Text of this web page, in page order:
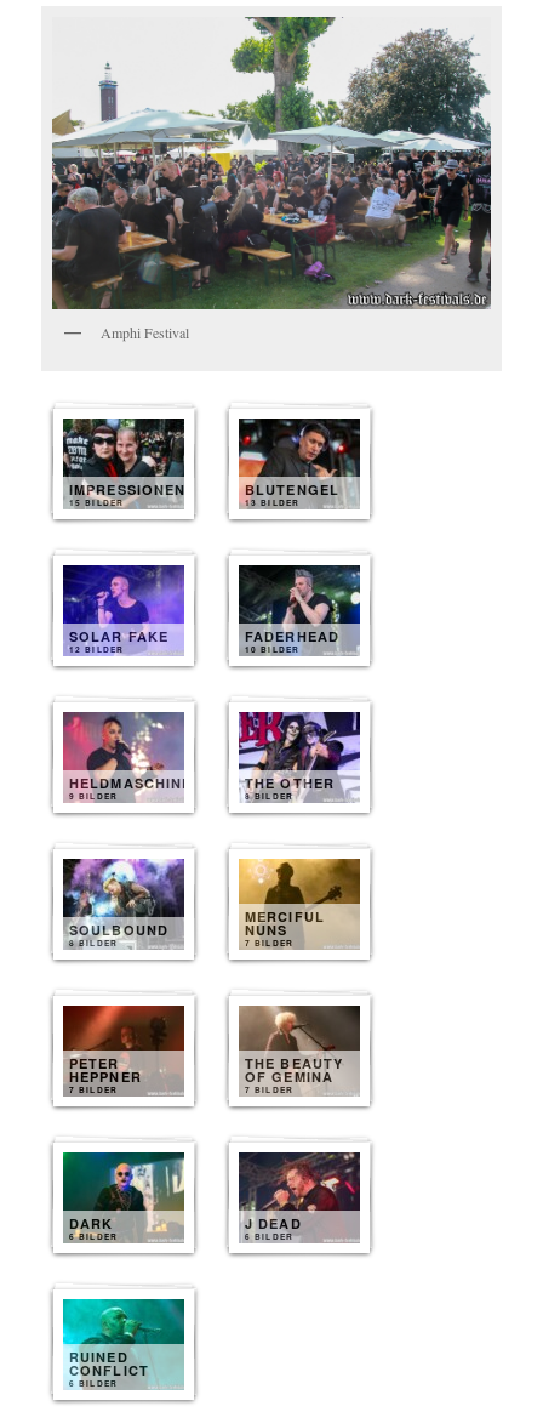
Amphi Festival
IMPRESSIONEN
15 BILDER
BLUTENGEL
13 BILDER
SOLAR FAKE
12 BILDER
FADERHEAD
10 BILDER
HELDMASCHINE
9 BILDER
THE OTHER
8 BILDER
SOULBOUND
8 BILDER
MERCIFUL
NUNS
7 BILDER
PETER
HEPPNER
7 BILDER
THE BEAUTY
OF GEMINA
7 BILDER
DARK
6 BILDER
J DEAD
6 BILDER
RUINED
CONFLICT
6 BILDER